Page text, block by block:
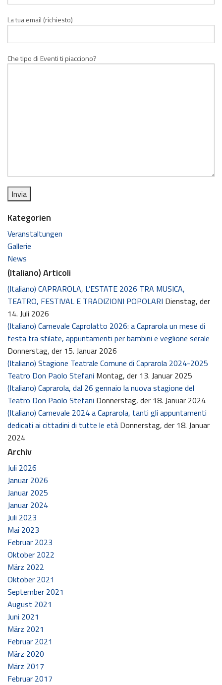
La tua email (richiesto)
Che tipo di Eventi ti piacciono?
Kategorien
Veranstaltungen
Gallerie
News
(Italiano) Articoli
(Italiano) CAPRAROLA, L’ESTATE 2026 TRA MUSICA,
TEATRO, FESTIVAL E TRADIZIONI POPOLARI Dienstag, der
14. Juli 2026
(Italiano) Carnevale Caprolatto 2026: a Caprarola un mese di
festa tra sfilate, appuntamenti per bambini e veglione serale
Donnerstag, der 15. Januar 2026
(Italiano) Stagione Teatrale Comune di Caprarola 2024-2025
Teatro Don Paolo Stefani Montag, der 13. Januar 2025
(Italiano) Caprarola, dal 26 gennaio la nuova stagione del
Teatro Don Paolo Stefani Donnerstag, der 18. Januar 2024
(Italiano) Carnevale 2024 a Caprarola, tanti gli appuntamenti
dedicati ai cittadini di tutte le età Donnerstag, der 18. Januar
2024
Archiv
Juli 2026
Januar 2026
Januar 2025
Januar 2024
Juli 2023
Mai 2023
Februar 2023
Oktober 2022
März 2022
Oktober 2021
September 2021
August 2021
Juni 2021
März 2021
Februar 2021
März 2020
März 2017
Februar 2017